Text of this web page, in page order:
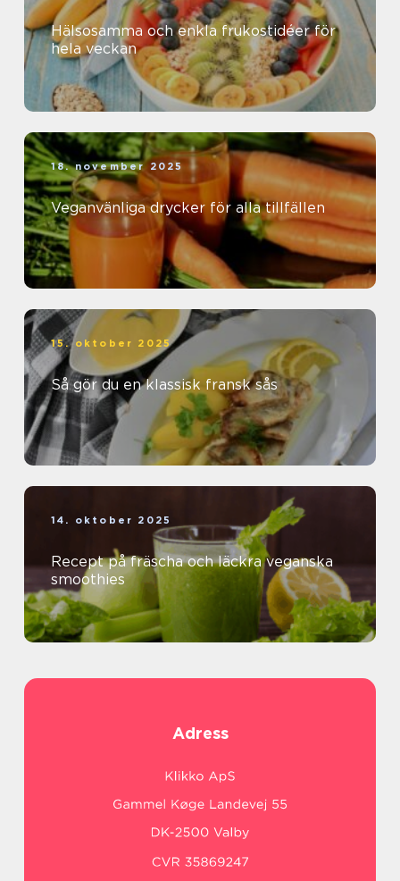
Hälsosamma och enkla frukostidéer för
hela veckan
18. november 2025
Veganvänliga drycker för alla tillfällen
15. oktober 2025
Så gör du en klassisk fransk sås
14. oktober 2025
Recept på fräscha och läckra veganska
smoothies
Adress